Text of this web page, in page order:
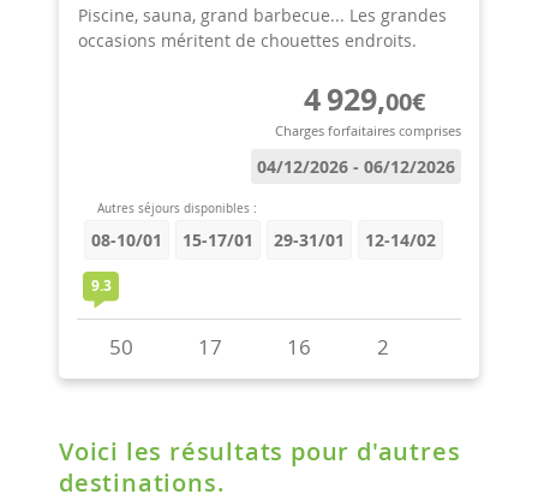
Voici les résultats pour d'autres
destinations.